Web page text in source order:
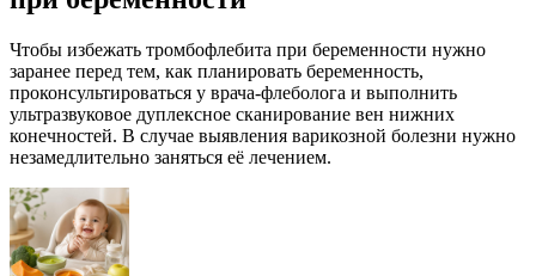
Чтобы избежать тромбофлебита при беременности нужно
заранее перед тем, как планировать беременность,
проконсультироваться у врача-флеболога и выполнить
ультразвуковое дуплексное сканирование вен нижних
конечностей. В случае выявления варикозной болезни нужно
незамедлительно заняться её лечением.